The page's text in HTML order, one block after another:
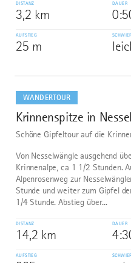
DISTANZ
3,2 km
DAUER
AUFSTIEG
25 m
WANDERTOUR
10
Krinnenspitze in
Schöne Gipfeltour auf die
Von Nesselwängle ausgehend
Krinnenalpe, ca 1 1/2 Stunden.
Alpenrosenweg zur
Stunde und weiter zum Gipfel
1/4 Stunde. Abstieg über...
DISTANZ
14,2 km
DAUER
AUFSTIEG
dazu